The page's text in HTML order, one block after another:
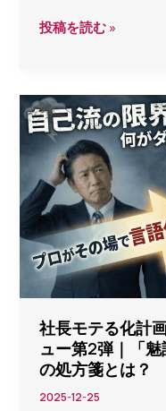
る
に
必
要
な
の
は“伝
わ
る
人
柄”〜
【社
長
モ
テ
看
ホ
テ
ル・
焼
肉
か
ら
オ
ン
ラ
イ
ン
へ！
び
投稿を読む »
社長モテる化計
ュー第2弾｜「
の処方箋とは？
2025-12-25